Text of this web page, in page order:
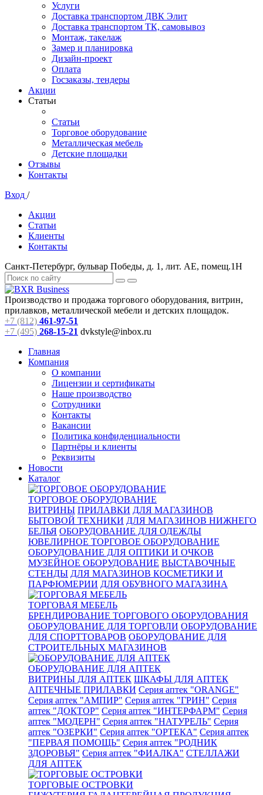
Услуги
Доставка транспортом ДВК Элит
Доставка транспортом ТК, самовывоз
Монтаж, такелаж
Замер и планировка
Дизайн-проект
Оплата
Госзаказы, тендеры
Акции
Статьи
Статьи
Торговое оборудование
Металлическая мебель
Детские площадки
Отзывы
Контакты
Вход /
Акции
Статьи
Клиенты
Контакты
Санкт-Петербург, бульвар Победы, д. 1, лит. АЕ, помещ.1Н
Производство и продажа торгового оборудования, витрин,
прилавков, металлической мебели и детских площадок.
+7 (812) 461-97-51
+7 (495) 268-15-21 dvkstyle@inbox.ru
Главная
Компания
О компании
Лицензии и сертификаты
Наше производство
Сотрудники
Контакты
Вакансии
Политика конфиденциальности
Партнёры и клиенты
Реквизиты
Новости
Каталог
ТОРГОВОЕ ОБОРУДОВАНИЕ
ВИТРИНЫ ПРИЛАВКИ ДЛЯ МАГАЗИНОВ
БЫТОВОЙ ТЕХНИКИ ДЛЯ МАГАЗИНОВ НИЖНЕГО
БЕЛЬЯ ОБОРУДОВАНИЕ ДЛЯ ОДЕЖДЫ
ЮВЕЛИРНОЕ ТОРГОВОЕ ОБОРУДОВАНИЕ
ОБОРУДОВАНИЕ ДЛЯ ОПТИКИ И ОЧКОВ
МУЗЕЙНОЕ ОБОРУДОВАНИЕ ВЫСТАВОЧНЫЕ
СТЕНДЫ ДЛЯ МАГАЗИНОВ КОСМЕТИКИ И
ПАРФЮМЕРИИ ДЛЯ ОБУВНОГО МАГАЗИНА
ТОРГОВАЯ МЕБЕЛЬ
БРЕНДИРОВАНИЕ ТОРГОВОГО ОБОРУДОВАНИЯ
ОБОРУДОВАНИЕ ДЛЯ ТОРГОВЛИ ОБОРУДОВАНИЕ
ДЛЯ СПОРТТОВАРОВ ОБОРУДОВАНИЕ ДЛЯ
СТРОИТЕЛЬНЫХ МАГАЗИНОВ
ОБОРУДОВАНИЕ ДЛЯ АПТЕК
ВИТРИНЫ ДЛЯ АПТЕК ШКАФЫ ДЛЯ АПТЕК
АПТЕЧНЫЕ ПРИЛАВКИ Серия аптек "ORANGE"
Серия аптек "АМПИР" Серия аптек "ГРИН" Серия
аптек "ДОКТОР" Серия аптек "ИНТЕРФАРМ" Серия
аптек "МОДЕРН" Серия аптек "НАТУРЕЛЬ" Серия
аптек "ОЗЕРКИ" Серия аптек "ОРТЕКА" Серия аптек
"ПЕРВАЯ ПОМОЩЬ" Серия аптек "РОДНИК
ЗДОРОВЬЯ" Серия аптек "ФИАЛКА" СТЕЛЛАЖИ
ДЛЯ АПТЕК
ТОРГОВЫЕ ОСТРОВКИ